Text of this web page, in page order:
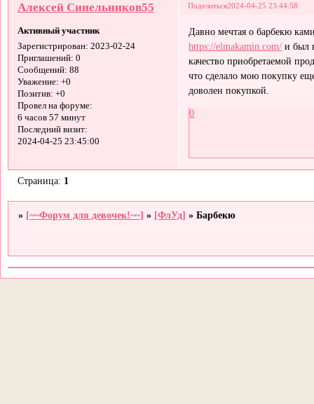
Поделиться2024-04-25 23:44:58
Алексей Синельников55
Активный участник
Зарегистрирован: 2023-02-24
Приглашений: 0
Сообщений: 88
Уважение: +0
Позитив: +0
Провел на форуме:
6 часов 57 минут
Последний визит:
2024-04-25 23:45:00
Давно мечтая о барбекю
https://elmakamin.com/ и был
качество приобретаемой
что сделало мою покупку
доволен покупкой.
0
Страница: 1
» [~~Форум для девочек!~~] » [ФлУд] »Барбекю